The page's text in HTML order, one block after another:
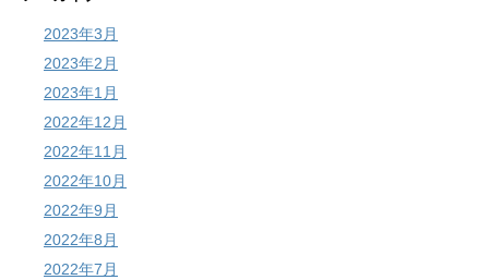
2023年3月
2023年2月
2023年1月
2022年12月
2022年11月
2022年10月
2022年9月
2022年8月
2022年7月